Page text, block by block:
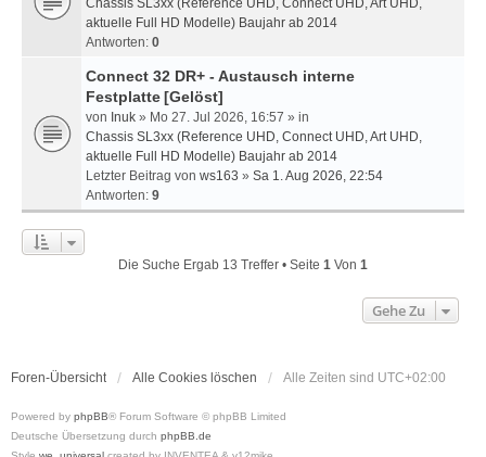
Chassis SL3xx (Reference UHD, Connect UHD, Art UHD,
aktuelle Full HD Modelle) Baujahr ab 2014
Antworten: 0
Connect 32 DR+ - Austausch interne
Festplatte[Gelöst]
von Inuk » Mo 27. Jul 2026, 16:57 » in
Chassis SL3xx (Reference UHD, Connect UHD, Art UHD,
aktuelle Full HD Modelle) Baujahr ab 2014
Letzter Beitrag von ws163 » Sa 1. Aug 2026, 22:54
Antworten: 9
Die Suche Ergab 13 Treffer • Seite 1 Von 1
Gehe Zu
Foren-Übersicht Alle Cookies löschen Alle Zeiten sind UTC+02:00
Powered by phpBB® Forum Software © phpBB Limited
Deutsche Übersetzung durch phpBB.de